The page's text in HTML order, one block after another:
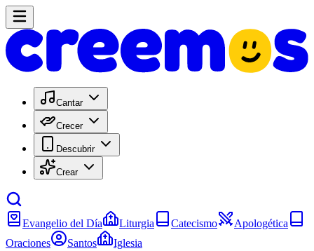
Cantar
Crecer
Descubrir
Crear
Evangelio del Día Liturgia Catecismo
Apologética
Oraciones
Santos
Iglesia